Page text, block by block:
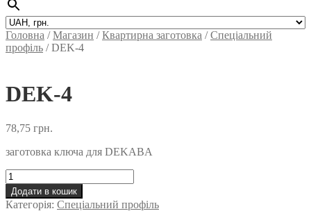
Головна /Магазин /Квартирна заготовка /Спеціальний
профіль /DEK-4
DEK-4
78,75 грн.
заготовка ключа для DEKABA
DEK-
4
кількість
Додати в кошик
Категорія: Спеціальний профіль